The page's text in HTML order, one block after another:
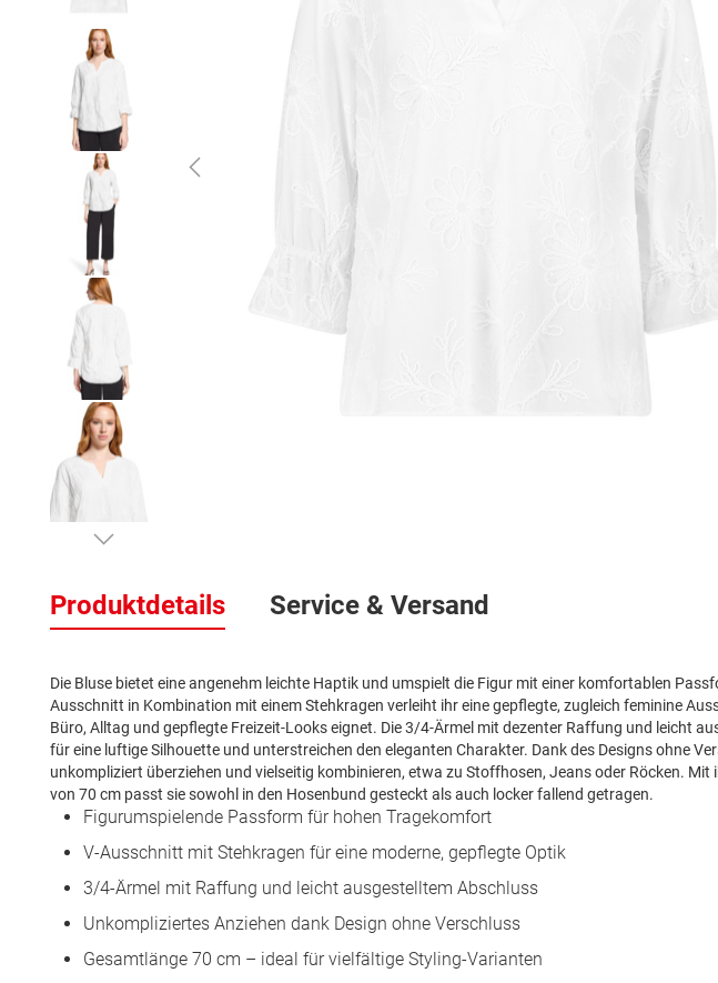
der
Bildergalerie
Produktdetails
Die Bluse bietet eine angenehm leichte Haptik und umspielt die Figur mit einer komfortablen
Ausschnitt in Kombination mit einem Stehkragen verleiht ihr eine gepflegte, zugleich feminine
Büro, Alltag und gepflegte Freizeit-Looks eignet. Die 3/4-Ärmel mit dezenter Raffung und leicht
für eine luftige Silhouette und unterstreichen den eleganten Charakter. Dank des Designs ohne
unkompliziert überziehen und vielseitig kombinieren, etwa zu Stoffhosen, Jeans oder Röcken. Mit
von 70 cm passt sie sowohl in den Hosenbund gesteckt als auch locker fallend getragen.
Figurumspielende Passform für hohen Tragekomfort
V-Ausschnitt mit Stehkragen für eine moderne, gepflegte Optik
3/4-Ärmel mit Raffung und leicht ausgestelltem Abschluss
Unkompliziertes Anziehen dank Design ohne Verschluss
Gesamtlänge 70 cm – ideal für vielfältige Styling-Varianten
Service & Versand